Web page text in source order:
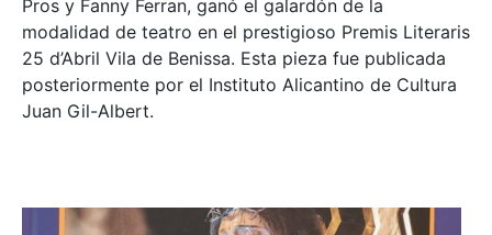
Pros y Fanny Ferran, ganó el galardón de la
modalidad de teatro en el prestigioso Premis Literaris
25 d’Abril Vila de Benissa. Esta pieza fue publicada
posteriormente por el Instituto Alicantino de Cultura
Juan Gil-Albert.